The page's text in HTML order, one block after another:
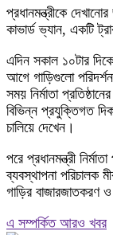
প্রধানমন্ত্রীকে
কাভার্ড ভ্যান, একটি
এদিন সকাল ১০টার
আগে গাড়িগুলো
সময় নির্মাতা
বিভিন্ন প্রযুক্তিগত
চালিয়ে দেখেন।
পরে প্রধানমন্ত্রী
ব্যবস্থাপনা পরিচালক
গাড়ির বাজারজাতকরণ
এ সম্পর্কিত আরও খবর